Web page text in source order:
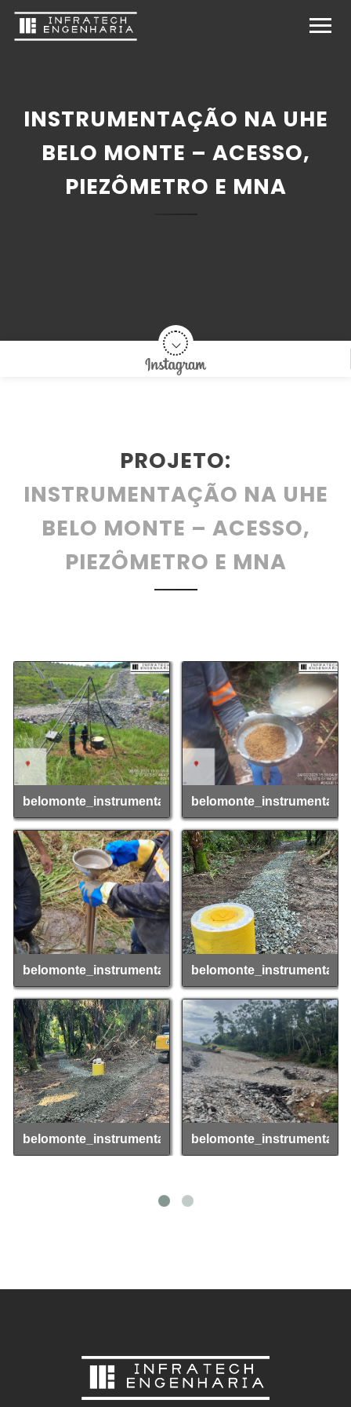
INSTRUMENTAÇÃO NA UHE
BELO MONTE – ACESSO,
PIEZÔMETRO E MNA
PROJETO:
INSTRUMENTAÇÃO NA UHE
BELO MONTE – ACESSO,
PIEZÔMETRO E MNA
belomonte_instrumentacao_01
belomonte_instrumentacao_01
belomonte_instrumentacao_03
belomonte_instrumentacao_03
belomonte_instrumentacao_05
belomonte_instrumentacao_05